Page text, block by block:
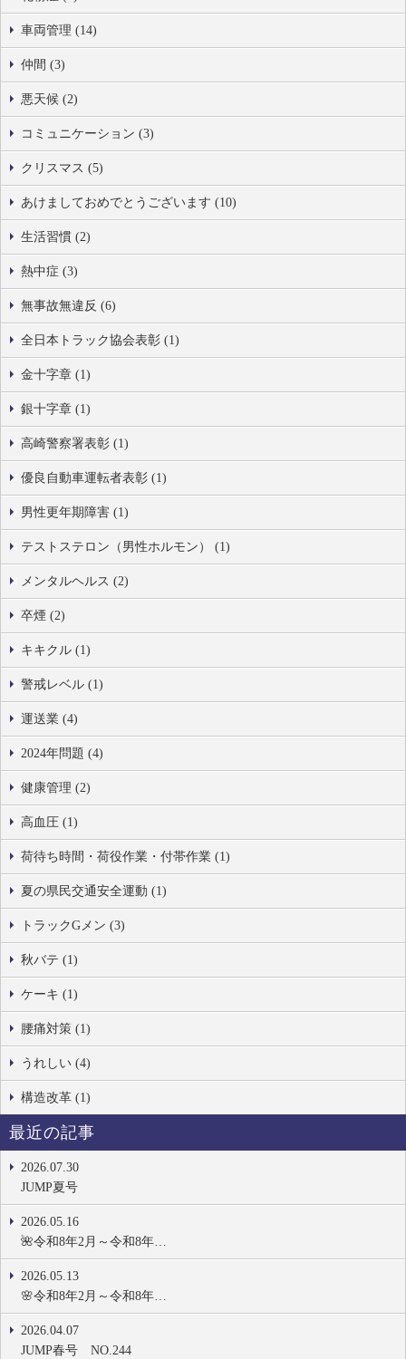
車両管理 (14)
仲間 (3)
悪天候 (2)
コミュニケーション (3)
クリスマス (5)
あけましておめでとうございます (10)
生活習慣 (2)
熱中症 (3)
無事故無違反 (6)
全日本トラック協会表彰 (1)
金十字章 (1)
銀十字章 (1)
高崎警察署表彰 (1)
優良自動車運転者表彰 (1)
男性更年期障害 (1)
テストステロン（男性ホルモン） (1)
メンタルヘルス (2)
卒煙 (2)
キキクル (1)
警戒レベル (1)
運送業 (4)
2024年問題 (4)
健康管理 (2)
高血圧 (1)
荷待ち時間・荷役作業・付帯作業 (1)
夏の県民交通安全運動 (1)
トラックGメン (3)
秋バテ (1)
ケーキ (1)
腰痛対策 (1)
うれしい (4)
構造改革 (1)
最近の記事
2026.07.30
JUMP夏号
2026.05.16
🌺令和8年2月～令和8年…
2026.05.13
🌸令和8年2月～令和8年…
2026.04.07
JUMP春号 NO.244